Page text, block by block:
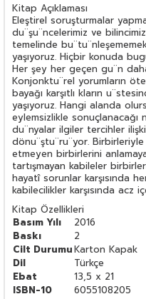
Kitap Açıklaması
Eleştirel soruşturmalar
du¨şu¨ncelerimiz ve
temelinde
yaşıyoruz. Hiçbir konuda
Her şey her geçen gu¨n
Konjonktu¨rel yorumların
bayağı karşıtlı kların
yaşıyoruz. Hangi alanda
eylemsizlikle sonuçlanacağı
du¨nyalar ilgiler tercihler
dönu¨ştu¨ru¨yor.
etmeyen birbirlerini
tartışmayan kabileler
hayatî sorunlar karşısında
kabilecilikler karşısında acz
Kitap Özellikleri
Basım Yılı
2016
Baskı
2
Cilt DurumuKarton Kapak
Dil
Türkçe
Ebat
13,5 x 21
ISBN-10
6055108205